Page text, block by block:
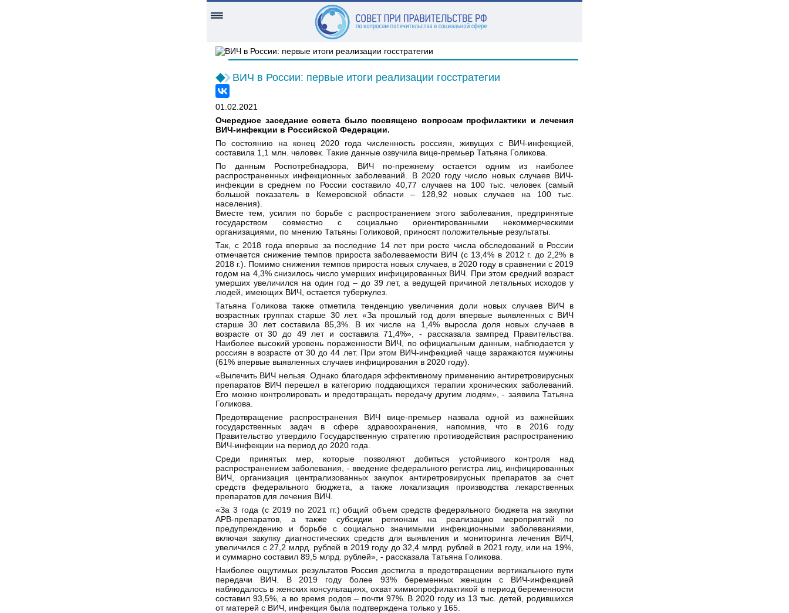
ВИЧ в России: первые итоги реализации госстратегии
01.02.2021
Очередное заседание совета было посвящено вопросам профилактики и лечения
ВИЧ-инфекции в Российской Федерации.
По состоянию на конец 2020 года численность россиян, живущих с ВИЧ-инфекцией,
составила 1,1 млн. человек. Такие данные озвучила вице-премьер Татьяна Голикова.
По данным Роспотребнадзора, ВИЧ по-прежнему остается одним из наиболее
распространенных инфекционных заболеваний. В 2020 году число новых случаев ВИЧ-
инфекции в среднем по России составило 40,77 случаев на 100 тыс. человек (самый
большой показатель в Кемеровской области – 128,92 новых случаев на 100 тыс.
населения).
Вместе тем, усилия по борьбе с распространением этого заболевания, предпринятые
государством совместно с социально ориентированными некоммерческими
организациями, по мнению Татьяны Голиковой, приносят положительные результаты.
Так, с 2018 года впервые за последние 14 лет при росте числа обследований в России
отмечается снижение темпов прироста заболеваемости ВИЧ (с 13,4% в 2012 г. до 2,2% в
2018 г.). Помимо снижения темпов прироста новых случаев, в 2020 году в сравнении с 2019
годом на 4,3% снизилось число умерших инфицированных ВИЧ. При этом средний возраст
умерших увеличился на один год – до 39 лет, а ведущей причиной летальных исходов у
людей, имеющих ВИЧ, остается туберкулез.
Татьяна Голикова также отметила тенденцию увеличения доли новых случаев ВИЧ в
возрастных группах старше 30 лет. «За прошлый год доля впервые выявленных с ВИЧ
старше 30 лет составила 85,3%. В их числе на 1,4% выросла доля новых случаев в
возрасте от 30 до 49 лет и составила 71,4%», - рассказала зампред Правительства.
Наиболее высокий уровень пораженности ВИЧ, по официальным данным, наблюдается у
россиян в возрасте от 30 до 44 лет. При этом ВИЧ-инфекцией чаще заражаются мужчины
(61% впервые выявленных случаев инфицирования в 2020 году).
«Вылечить ВИЧ нельзя. Однако благодаря эффективному применению антиретровирусных
препаратов ВИЧ перешел в категорию поддающихся терапии хронических заболеваний.
Его можно контролировать и предотвращать передачу другим людям», - заявила Татьяна
Голикова.
Предотвращение распространения ВИЧ вице-премьер назвала одной из важнейших
государственных задач в сфере здравоохранения, напомнив, что в 2016 году
Правительство утвердило Государственную стратегию противодействия распространению
ВИЧ-инфекции на период до 2020 года.
Среди принятых мер, которые позволяют добиться устойчивого контроля над
распространением заболевания, - введение федерального регистра лиц, инфицированных
ВИЧ, организация централизованных закупок антиретровирусных препаратов за счет
средств федерального бюджета, а также локализация производства лекарственных
препаратов для лечения ВИЧ.
«За 3 года (с 2019 по 2021 гг.) общий объем средств федерального бюджета на закупки
АРВ-препаратов, а также субсидии регионам на реализацию мероприятий по
предупреждению и борьбе с социально значимыми инфекционными заболеваниями,
включая закупку диагностических средств для выявления и мониторинга лечения ВИЧ,
увеличился с 27,2 млрд. рублей в 2019 году до 32,4 млрд. рублей в 2021 году, или на 19%,
и суммарно составил 89,5 млрд. рублей», - рассказала Татьяна Голикова.
Наиболее ощутимых результатов Россия достигла в предотвращении вертикального пути
передачи ВИЧ. В 2019 году более 93% беременных женщин с ВИЧ-инфекцией
наблюдалось в женских консультациях, охват химиопрофилактикой в период беременности
составил 93,5%, а во время родов – почти 97%. В 2020 году из 13 тыс. детей, родившихся
от матерей с ВИЧ, инфекция была подтверждена только у 165.